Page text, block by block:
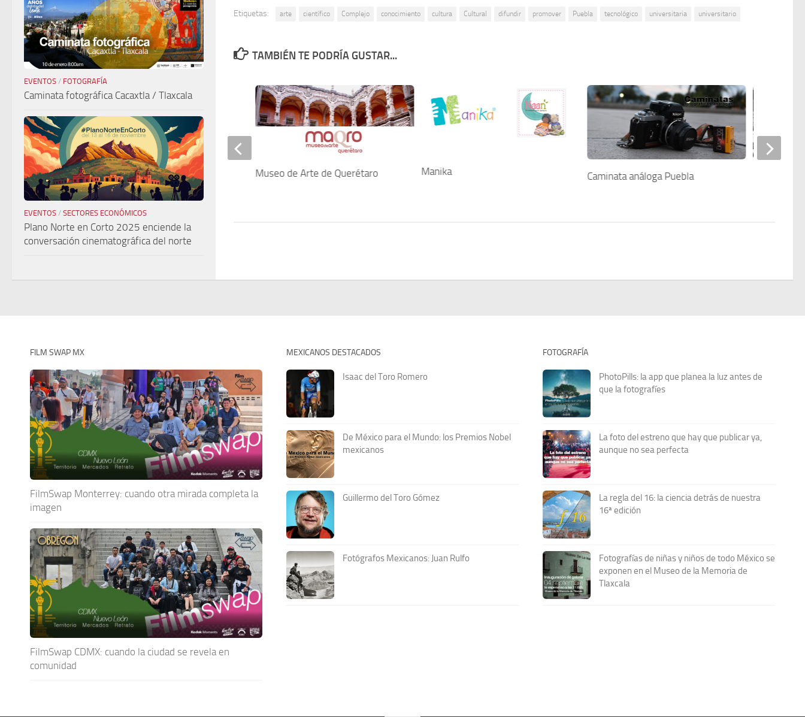
Etiquetas: arte científico Complejo conocimiento cultura Cultural difundir promover Puebla tecnológico universitaria universitario
TAMBIÉN TE PODRÍA GUSTAR...
Manika Caminata análoga Puebla
Kids Colors Museo de Arte de Querétaro
EVENTOS / FOTOGRAFÍA
Caminata fotográfica Cacaxtla / Tlaxcala
EVENTOS / SECTORES ECONÓMICOS
Plano Norte en Corto 2025 enciende la
conversación cinematográfica del norte
FILM SWAP MX
FilmSwap Monterrey: cuando otra mirada completa la
imagen
FilmSwap CDMX: cuando la ciudad se revela en
comunidad
MEXICANOS DESTACADOS
Isaac del Toro Romero
De México para el Mundo: los Premios Nobel
mexicanos
Guillermo del Toro Gómez
Fotógrafos Mexicanos: Juan Rulfo
FOTOGRAFÍA
PhotoPills: la app que planea la luz antes de
que la fotografíes
La foto del estreno que hay que publicar ya,
aunque no sea perfecta
La regla del 16: la ciencia detrás de nuestra
16ª edición
Fotografías de niñas y niños de todo México se
exponen en el Museo de la Memoria de
Tlaxcala